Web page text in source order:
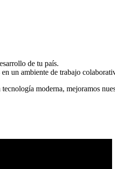
de tu país.
un ambiente de trabajo
moderna, mejoramos